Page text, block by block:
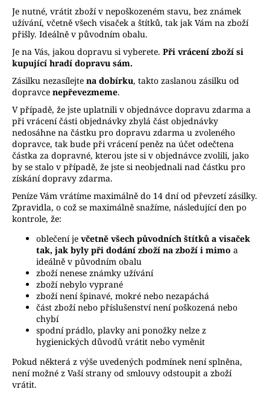
Je nutné, vrátit zboží v nepoškozeném stavu, bez známek
užívání, včetně všech visaček a štítků, tak jak Vám na zboží
přišly. Ideálně v původním obalu.
Je na Vás, jakou dopravu si vyberete. Při vrácení zboží si
kupující hradí dopravu sám.
Zásilku nezasílejte na dobírku, takto zaslanou zásilku od
dopravce nepřevezmeme.
V případě, že jste uplatnili v objednávce dopravu zdarma a
při vrácení části objednávky zbylá část objednávky
nedosáhne na částku pro dopravu zdarma u zvoleného
dopravce, tak bude při vrácení peněz na účet odečtena
částka za dopravné, kterou jste si v objednávce zvolili, jako
by se stalo v případě, že jste si neobjednali nad částku pro
získání dopravy zdarma.
Peníze Vám vrátíme maximálně do 14 dní od převzetí zásilky.
Zpravidla, o což se maximálně snažíme, následující den po
kontrole, že:
oblečení je včetně všech původních štítků a visaček
tak, jak byly při dodání zboží na zboží i mimo a
ideálně v původním obalu
zboží nenese známky užívání
zboží nebylo vyprané
zboží není špinavé, mokré nebo nezapáchá
část zboží nebo příslušenství není poškozená nebo
chybí
spodní prádlo, plavky ani ponožky nelze z
hygienických důvodů vrátit nebo vyměnit
Pokud některá z výše uvedených podmínek není splněna,
není možné z Vaší strany od smlouvy odstoupit a zboží
vrátit.
HLEDAT
D
o
p
o
r
u
č
u
j
e
m
SVETR
NÁDECHEM
NETOPÝŘÍCH
RUKÁVŮ
290